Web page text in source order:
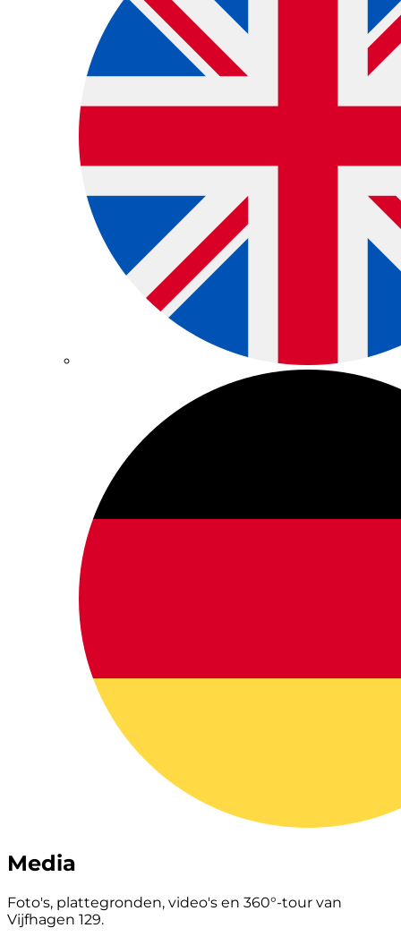
Media
Foto's, plattegronden, video's en 360°-tour van
Vijfhagen 129.